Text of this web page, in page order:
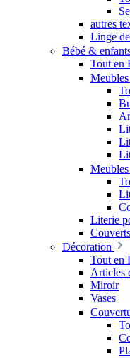
autres
Linge
Bébé &
Tout en
Literie
Décoration
Tout en
Articles
Miroir
Vases